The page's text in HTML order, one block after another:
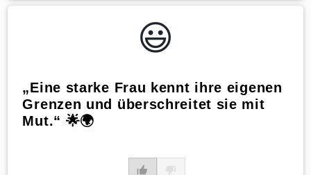
😃️
„Eine starke Frau kennt ihre eigenen
Grenzen und überschreitet sie mit
Mut.“ 🌟🌍